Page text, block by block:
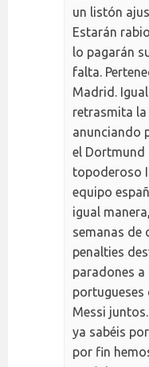
un listón
Estarán
lo pagarán
falta.
Madrid.
retrasmita
anunciando
el Dortmund
topoderoso
equipo
igual
semanas de
penalties
paradones
portugueses
Messi
ya sabéis
por fin